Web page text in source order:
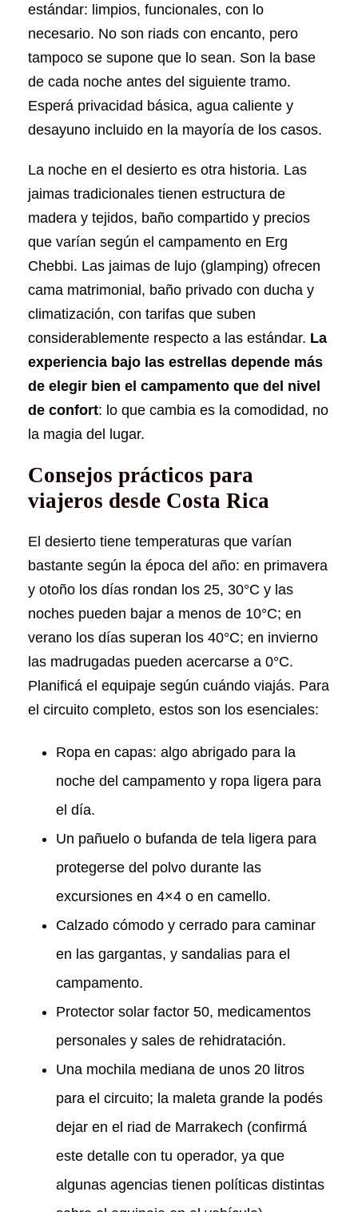
estándar: limpios, funcionales, con lo
necesario. No son riads con encanto, pero
tampoco se supone que lo sean. Son la base
de cada noche antes del siguiente tramo.
Esperá privacidad básica, agua caliente y
desayuno incluido en la mayoría de los casos.
La noche en el desierto es otra historia. Las
jaimas tradicionales tienen estructura de
madera y tejidos, baño compartido y precios
que varían según el campamento en Erg
Chebbi. Las jaimas de lujo (glamping) ofrecen
cama matrimonial, baño privado con ducha y
climatización, con tarifas que suben
considerablemente respecto a las estándar. La
experiencia bajo las estrellas depende más
de elegir bien el campamento que del nivel
de confort: lo que cambia es la comodidad, no
la magia del lugar.
Consejos prácticos para
viajeros desde Costa Rica
El desierto tiene temperaturas que varían
bastante según la época del año: en primavera
y otoño los días rondan los 25, 30°C y las
noches pueden bajar a menos de 10°C; en
verano los días superan los 40°C; en invierno
las madrugadas pueden acercarse a 0°C.
Planificá el equipaje según cuándo viajás. Para
el circuito completo, estos son los esenciales:
Ropa en capas: algo abrigado para la
noche del campamento y ropa ligera para
el día.
Un pañuelo o bufanda de tela ligera para
protegerse del polvo durante las
excursiones en 4×4 o en camello.
Calzado cómodo y cerrado para caminar
en las gargantas, y sandalias para el
campamento.
Protector solar factor 50, medicamentos
personales y sales de rehidratación.
Una mochila mediana de unos 20 litros
para el circuito; la maleta grande la podés
dejar en el riad de Marrakech (confirmá
este detalle con tu operador, ya que
algunas agencias tienen políticas distintas